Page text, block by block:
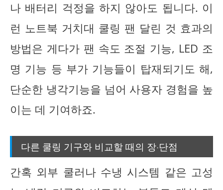
나 배터리 걱정을 하지 않아도 됩니다. 이
런 노트북 거치대 쿨링 팬 달린 것 효과의
방법은 게다가 팬 속도 조절 기능, LED 조
명 기능 등 부가 기능들이 탑재되기도 해,
단순한 냉각기능을 넘어 사용자 경험을 높
이는 데 기여하죠.
다른 쿨링 기구와 비교할 때의 장·단점
간혹 외부 쿨러나 수냉 시스템 같은 고성